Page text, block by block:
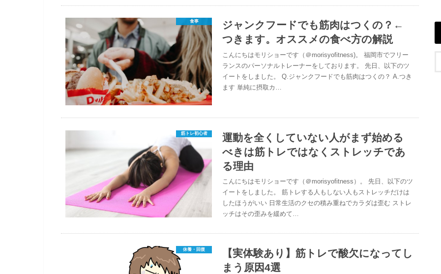
食事
ジャンクフードでも筋肉はつくの？←
つきます。オススメの食べ方の解説
こんにちはモリショーです（＠morisyofitness)。 福岡市でフリー
ランスのパーソナルトレーナーをしております。 先日、以下のツ
イートをしました。 Q.ジャンクフードでも筋肉はつくの？ A.つき
ます 単純に摂取カ…
筋トレ初心者
運動を全くしていない人がまず始める
べきは筋トレではなくストレッチであ
る理由
こんにちはモリショーです（＠morisyofitness）。 先日、以下のツ
イートをしました。 筋トレする人もしない人もストレッチだけは
したほうがいい 日常生活のクセの積み重ねでカラダは歪む ストレ
ッチはその歪みを緩めて…
休養・回復
【実体験あり】筋トレで酸欠になってし
まう原因4選